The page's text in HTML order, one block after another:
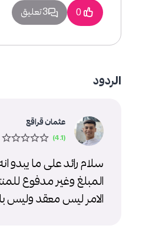
0 3 تعليق
الردود
عثمان قراقع
سلام رائد على ما يبدو
المبلغ وغير مدفوع
الامر ليس معقد وليس